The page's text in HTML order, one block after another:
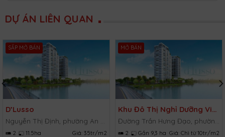
DỰ ÁN LIÊN QUAN
SẮP MỞ BÁN
D’Lusso
2 11.5ha Giá: 35tr/m2
MỞ BÁN
Khu Đô Thị Nghỉ Dưỡng Vietpearl City
2 Gần 9,3 ha Giá: Chì từ 10tr/m2